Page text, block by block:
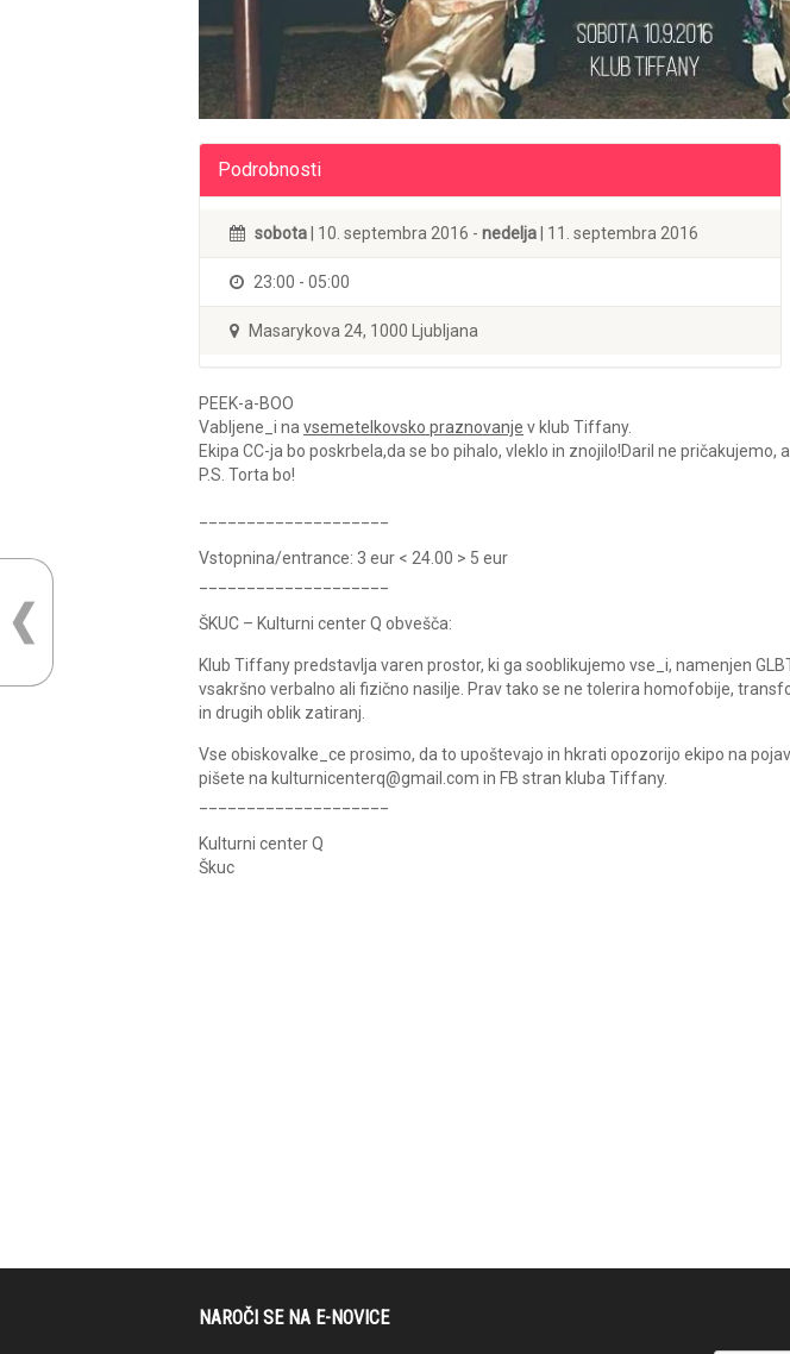
Podrobnosti
sobota | 10. septembra 2016 - nedelja | 11. septembra 2016
23:00 - 05:00
Masarykova 24, 1000 Ljubljana
PEEK-a-BOO
Vabljene_i navsemetelkovsko praznovanje v klub Tiffany.
Ekipa CC-ja bo poskrbela,da se bo pihalo, vleklo in znojilo!Daril ne pričakujemo,
P.S. Torta bo!
Vstopnina/entrance: 3 eur < 24.00 > 5 eur
ŠKUC – Kulturni center Q obvešča:
Klub Tiffany predstavlja varen prostor, ki ga sooblikujemo vse_i, namenjen
vsakršno verbalno ali fizično nasilje. Prav tako se ne tolerira homofobije,
in drugih oblik zatiranj.
Vse obiskovalke_ce prosimo, da to upoštevajo in hkrati opozorijo ekipo na
pišete na kulturnicenterq@gmail.com in FB stran kluba Tiffany.
Kulturni center Q
Škuc
NAROČI SE NA E-NOVICE